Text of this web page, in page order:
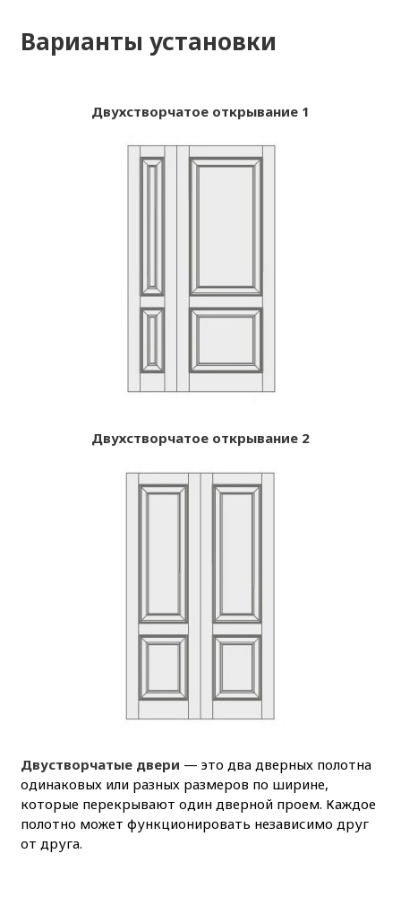
Варианты установки
Двухстворчатое открывание 1
Двухстворчатое открывание 2
Двустворчатые двери — это два дверных полотна
одинаковых или разных размеров по ширине,
которые перекрывают один дверной проем. Каждое
полотно может функционировать независимо друг
от друга.